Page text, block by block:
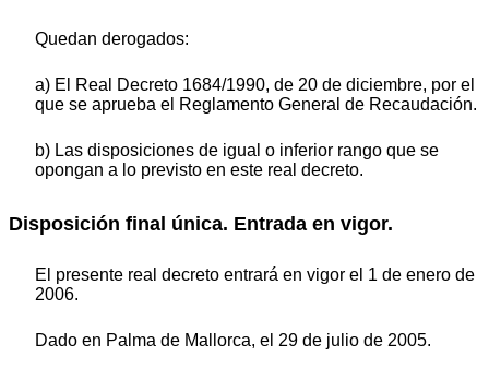
Quedan derogados:
a) El Real Decreto 1684/1990, de 20 de diciembre, por el
que se aprueba el Reglamento General de Recaudación.
b) Las disposiciones de igual o inferior rango que se
opongan a lo previsto en este real decreto.
Disposición final única. Entrada en vigor.
El presente real decreto entrará en vigor el 1 de enero de
2006.
Dado en Palma de Mallorca, el 29 de julio de 2005.